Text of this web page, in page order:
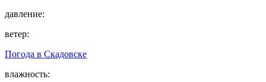
давление:
ветер:
Погода в Скадовске
влажность: